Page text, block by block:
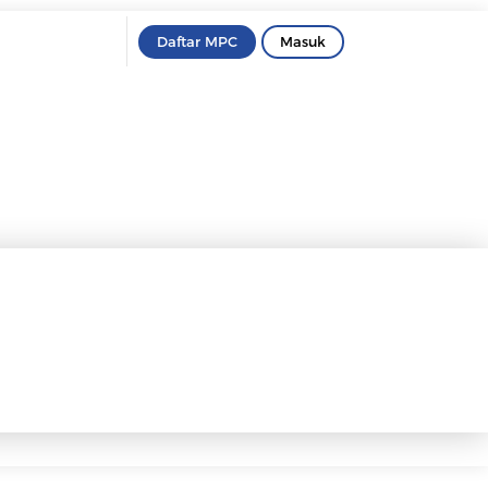
Daftar MPC Masuk